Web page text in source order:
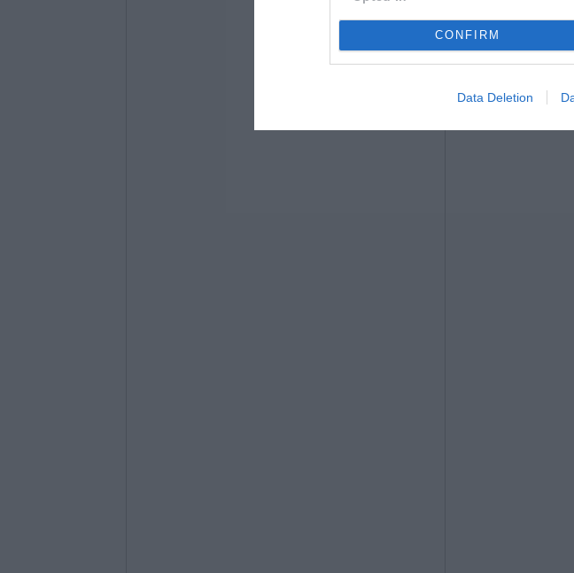
CONFIRM
Data Deletion
«σκυτάλη»
περνάει...